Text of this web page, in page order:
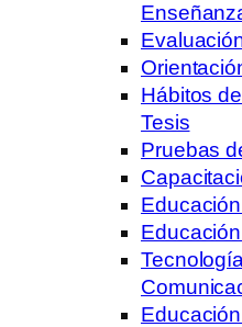
Hábitos
Tesis
Pruebas